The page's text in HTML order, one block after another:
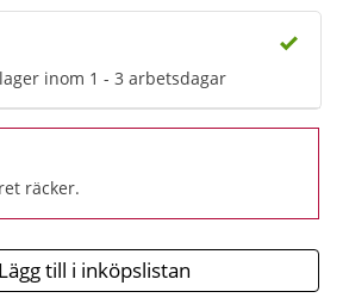
inom 1 - 3 arbetsdagar
räcker.
Lägg till i inköpslistan